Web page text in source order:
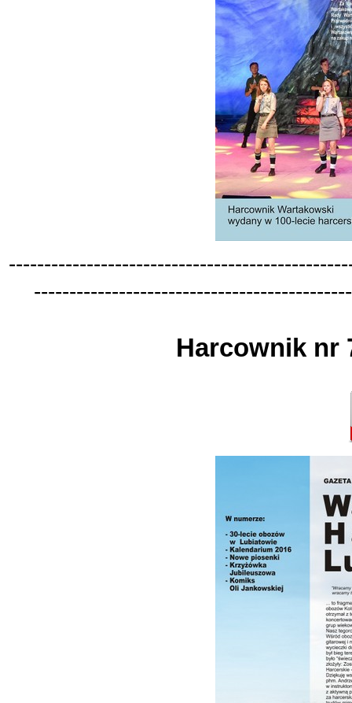
------------------------------------------------
---------------------------------------------
Harcownik nr